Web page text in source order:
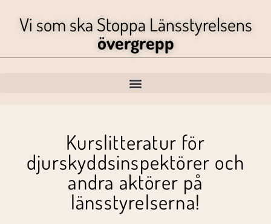
Vi som ska Stoppa Länsstyrelsens
övergrepp
Kurslitteratur för
djurskyddsinspektörer och
andra aktörer på
länsstyrelserna!